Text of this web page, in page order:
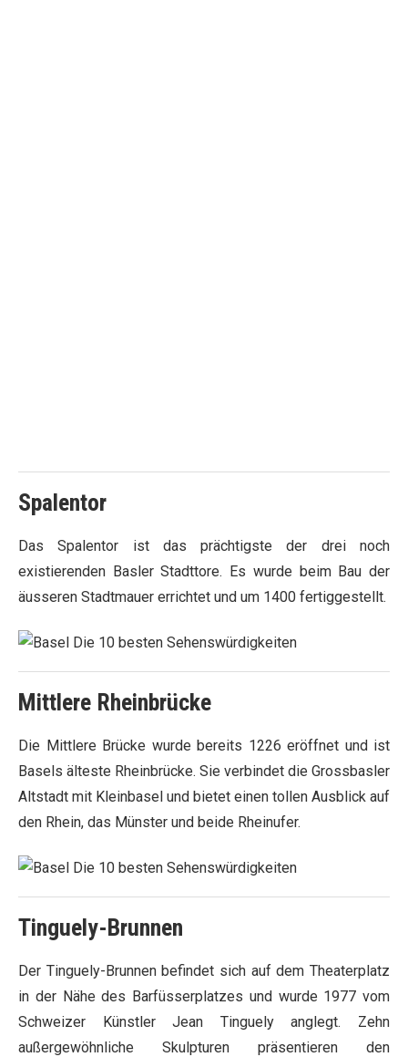
Spalentor
Das Spalentor ist das prächtigste der drei noch
existierenden Basler Stadttore. Es wurde beim Bau der
äusseren Stadtmauer errichtet und um 1400 fertiggestellt.
Mittlere Rheinbrücke
Die Mittlere Brücke wurde bereits 1226 eröffnet und ist
Basels älteste Rheinbrücke. Sie verbindet die Grossbasler
Altstadt mit Kleinbasel und bietet einen tollen Ausblick auf
den Rhein, das Münster und beide Rheinufer.
Tinguely-Brunnen
Der Tinguely-Brunnen befindet sich auf dem Theaterplatz
in der Nähe des Barfüsserplatzes und wurde 1977 vom
Schweizer Künstler Jean Tinguely anglegt. Zehn
außergewöhnliche Skulpturen präsentieren den